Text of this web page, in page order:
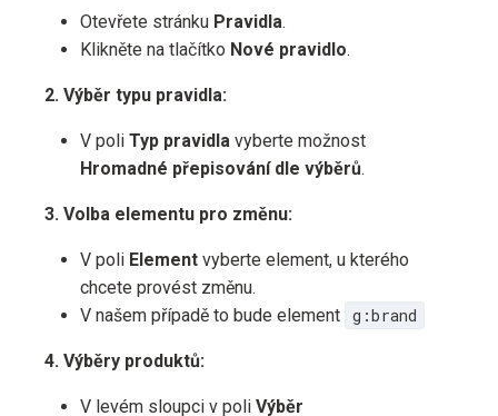
Otevřete stránku Pravidla.
Klikněte na tlačítko Nové pravidlo.
2. Výběr typu pravidla:
V poli Typ pravidla vyberte možnost
Hromadné přepisování dle výběrů.
3. Volba elementu pro změnu:
V poli Element vyberte element, u kterého
chcete provést změnu.
V našem případě to bude element g:brand
4. Výběry produktů:
V levém sloupci v poli Výběr